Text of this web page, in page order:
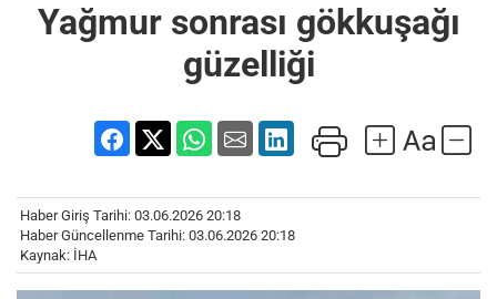
güzelliği
Yağmur sonrası gökkuşağı
güzelliği
Haber Giriş Tarihi: 03.06.2026 20:18
Haber Güncellenme Tarihi: 03.06.2026 20:18
Kaynak: İHA